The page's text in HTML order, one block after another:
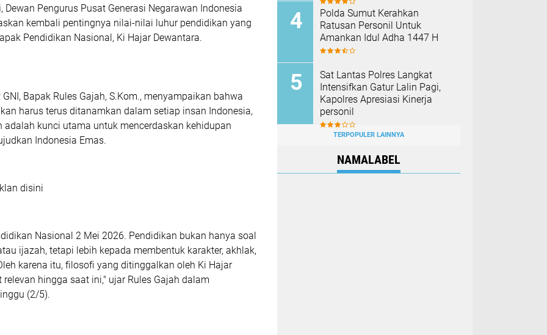
Dewan Pengurus Pusat Generasi Negarawan Indonesia
kembali pentingnya nilai-nilai luhur pendidikan yang
Pendidikan Nasional, Ki Hajar Dewantara.
Bapak Rules Gajah, S.Kom., menyampaikan bahwa
harus terus ditanamkan dalam setiap insan Indonesia,
adalah kunci utama untuk mencerdaskan kehidupan
Indonesia Emas.
disini
Nasional 2 Mei 2026. Pendidikan bukan hanya soal
ijazah, tetapi lebih kepada membentuk karakter, akhlak,
karena itu, filosofi yang ditinggalkan oleh Ki Hajar
relevan hingga saat ini," ujar Rules Gajah dalam
(2/5).
Polda Sumut Kerahkan
Ratusan Personil Untuk
Amankan Idul Adha 1447 H
Sat Lantas Polres Langkat
Intensifkan Gatur Lalin Pagi,
Kapolres Apresiasi Kinerja
personil
TERPOPULER LAINNYA
NAMALABEL